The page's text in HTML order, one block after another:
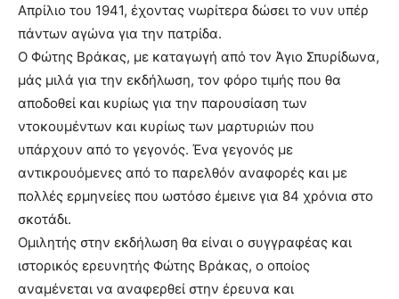
Απρίλιο του 1941, έχοντας νωρίτερα δώσει το νυν υπέρ
πάντων αγώνα για την πατρίδα.
Ο Φώτης Βράκας, με καταγωγή από τον Άγιο Σπυρίδωνα,
μάς μιλά για την εκδήλωση, τον φόρο τιμής που θα
αποδοθεί και κυρίως για την παρουσίαση των
ντοκουμέντων και κυρίως των μαρτυριών που
υπάρχουν από το γεγονός. Ένα γεγονός με
αντικρουόμενες από το παρελθόν αναφορές και με
πολλές ερμηνείες που ωστόσο έμεινε για 84 χρόνια στο
σκοτάδι.
Ομιλητής στην εκδήλωση θα είναι ο συγγραφέας και
ιστορικός ερευνητής Φώτης Βράκας, ο οποίος
αναμένεται να αναφερθεί στην έρευνα και